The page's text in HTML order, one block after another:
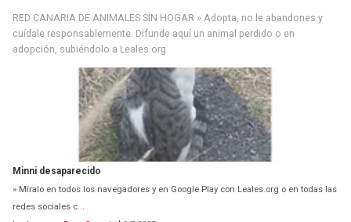
RED CANARIA DE ANIMALES SIN HOGAR » Adopta, no le abandones y
cuídale responsablemente. Difunde aquí un animal perdido o en
adopción, subiéndolo a Leales.org
Minni desaparecido
» Míralo en todos los navegadores y en Google Play con Leales.org o en todas las
redes sociales c...